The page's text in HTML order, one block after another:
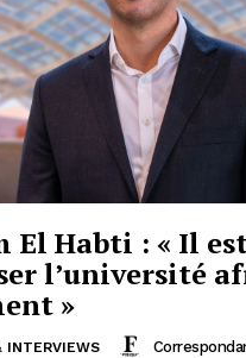
El Habti : « Il
l’université
»
INTERVIEWS